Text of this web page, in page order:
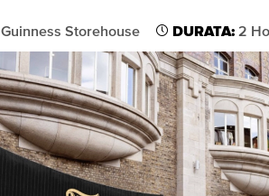
Guinness Storehouse DURATA: 2